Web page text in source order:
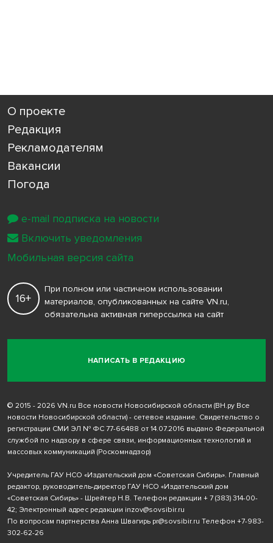
О проекте
Редакция
Рекламодателям
Вакансии
Погода
НАПИСАТЬ В РЕДАКЦИЮ
16+
При полном или частичном использовании
материалов, опубликованных на сайте VN.ru,
обязательна активная гиперссылка на сайт
© 2015 - 2026 VN.ru Все новости Новосибирской области (ВН.ру Все
новости Новосибирской области) - сетевое издание. Свидетельство о
регистрации СМИ ЭЛ № ФС 77-66488 от 14.07.2016 выдано Федеральной
службой по надзору в сфере связи, информационных технологий и
массовых коммуникаций (Роскомнадзор)
Учредитель ГАУ НСО «Издательский дом «Советская Сибирь». Главный
редактор, руководитель-директор ГАУ НСО «Издательский дом
«Советская Сибирь» - Шрейтер Н.В. Телефон редакции + 7 (383) 314-00-
42; Электронный адрес редакции inzov@sovsibir.ru
По вопросам партнерства Анна Швагирь pr@sovsibir.ru Телефон +7-983-
302-62-26
e-mail подписка на новости
Включить уведомления
Мобильная версия сайта